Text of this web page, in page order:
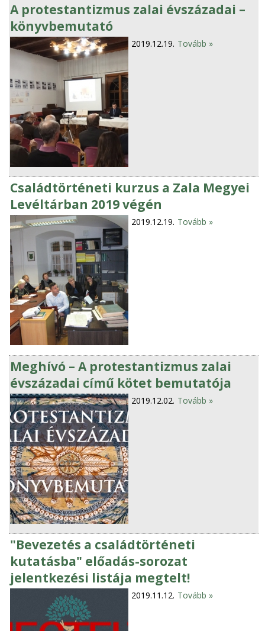
A protestantizmus zalai évszázadai –
könyvbemutató
2019.12.19. Tovább »
Családtörténeti kurzus a Zala Megyei
Levéltárban 2019 végén
2019.12.19. Tovább »
Meghívó – A protestantizmus zalai
évszázadai című kötet bemutatója
2019.12.02. Tovább »
"Bevezetés a családtörténeti
kutatásba" előadás-sorozat
jelentkezési listája megtelt!
2019.11.12. Tovább »